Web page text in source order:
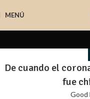
MENÚ
De cuando el
fue
Good